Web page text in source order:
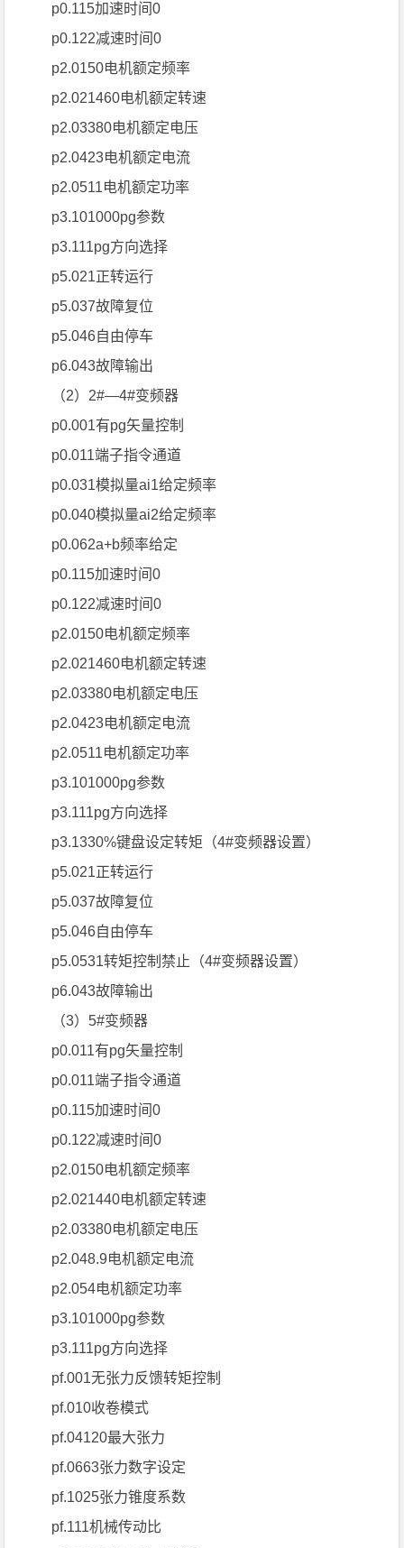
p0.115加速时间0
p0.122减速时间0
p2.0150电机额定频率
p2.021460电机额定转速
p2.03380电机额定电压
p2.0423电机额定电流
p2.0511电机额定功率
p3.101000pg参数
p3.111pg方向选择
p5.021正转运行
p5.037故障复位
p5.046自由停车
p6.043故障输出
（2）2#—4#变频器
p0.001有pg矢量控制
p0.011端子指令通道
p0.031模拟量ai1给定频率
p0.040模拟量ai2给定频率
p0.062a+b频率给定
p0.115加速时间0
p0.122减速时间0
p2.0150电机额定频率
p2.021460电机额定转速
p2.03380电机额定电压
p2.0423电机额定电流
p2.0511电机额定功率
p3.101000pg参数
p3.111pg方向选择
p3.1330%键盘设定转矩（4#变频器设置）
p5.021正转运行
p5.037故障复位
p5.046自由停车
p5.0531转矩控制禁止（4#变频器设置）
p6.043故障输出
（3）5#变频器
p0.011有pg矢量控制
p0.011端子指令通道
p0.115加速时间0
p0.122减速时间0
p2.0150电机额定频率
p2.021440电机额定转速
p2.03380电机额定电压
p2.048.9电机额定电流
p2.054电机额定功率
p3.101000pg参数
p3.111pg方向选择
pf.001无张力反馈转矩控制
pf.010收卷模式
pf.04120最大张力
pf.0663张力数字设定
pf.1025张力锥度系数
pf.111机械传动比